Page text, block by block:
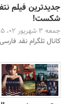
شکست!
جمعه 3 شهریور 02، 21:25 -
کانال تلگرام نقد